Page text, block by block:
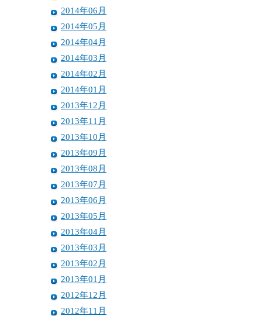
2014年06月
2014年05月
2014年04月
2014年03月
2014年02月
2014年01月
2013年12月
2013年11月
2013年10月
2013年09月
2013年08月
2013年07月
2013年06月
2013年05月
2013年04月
2013年03月
2013年02月
2013年01月
2012年12月
2012年11月